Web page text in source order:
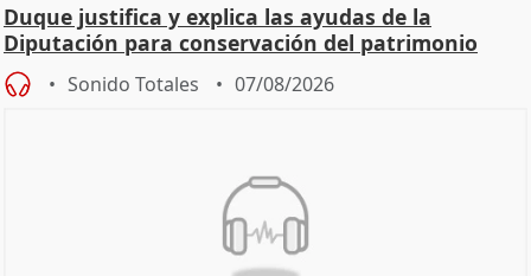
Duque justifica y explica las ayudas de la
Diputación para conservación del patrimonio
Sonido Totales 07/08/2026